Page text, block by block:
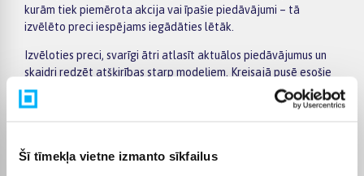
Šī tīmekļa vietne izmanto sīkfailus
kurām tiek piemērota akcija vai īpašie piedāvājumi – tā
izvēlēto preci iespējams iegādāties lētāk.
Izvēloties preci, svarīgi ātri atlasīt aktuālos piedāvājumus un
skaidri redzēt atšķirības starp modeļiem. Kreisajā pusē esošie
filtri palīdz sašaurināt kategorijas Sporta preču izpārdošana
izvēli pēc ražotāja, cenas, īpašībām vai citiem svarīgiem
detalizētāku informāciju par tehniskajiem datiem, piegādes